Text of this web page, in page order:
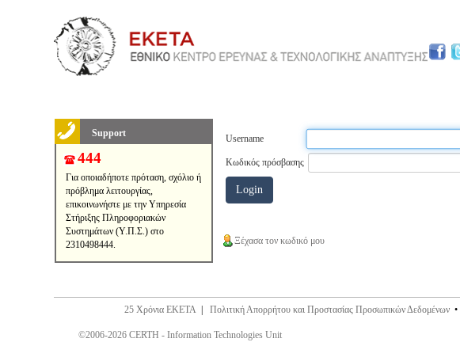
Support
444
Για οποιαδήποτε πρόταση, σχόλιο ή
πρόβλημα λειτουργίας,
επικοινωνήστε με την Υπηρεσία
Στήριξης Πληροφοριακών
Συστημάτων (Υ.Π.Σ.) στο
2310498444.
Username
Κωδικός πρόσβασης
Ξέχασα τον κωδικό μου
25 Χρόνια ΕΚΕΤΑ| Πολιτική Απορρήτου και Προστασίας Προσωπικών Δεδομένων•
©2006-2026 CERTH - Information Technologies Unit